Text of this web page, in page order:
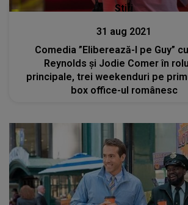
Stiri
31 aug 2021
Comedia ”Eliberează-l pe Guy”
Reynolds şi Jodie Comer în
principale, trei weekenduri pe
box office-ul românesc